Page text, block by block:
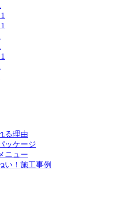
1
1
1